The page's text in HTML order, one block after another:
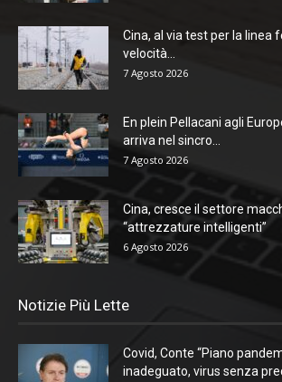
Cina, al via test per la linea
velocità...
7 Agosto 2026
En plein Pellacani agli
arriva nel sincro...
7 Agosto 2026
Cina, cresce il settore
“attrezzature intelligenti”
6 Agosto 2026
Notizie Più Lette
Covid, Conte “Piano
inadeguato, virus senza